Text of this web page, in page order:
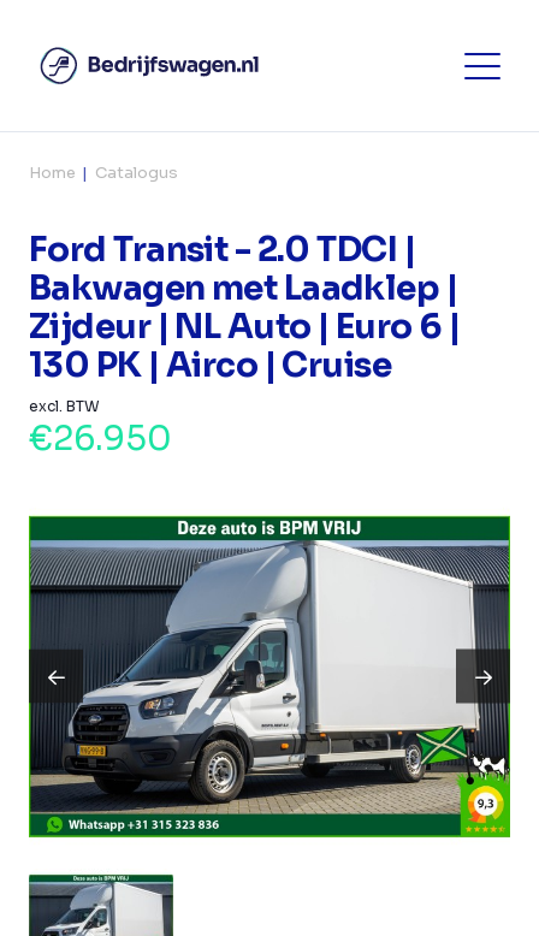
Home Catalogus
Ford Transit - 2.0 TDCI |
Bakwagen met Laadklep |
Zijdeur | NL Auto | Euro 6 |
130 PK | Airco | Cruise
excl. BTW
€26.950